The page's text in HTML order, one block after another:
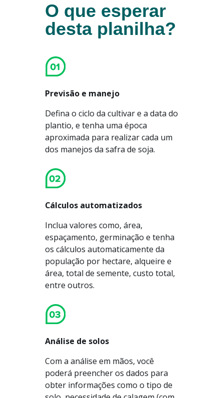
O que esperar
desta planilha?
Previsão e manejo
Defina o ciclo da cultivar e a data do
plantio, e tenha uma época
aproximada para realizar cada um
dos manejos da safra de soja.
Cálculos automatizados
Inclua valores como, área,
espaçamento, germinação e tenha
os cálculos automaticamente da
população por hectare, alqueire e
área, total de semente, custo total,
entre outros.
Análise de solos
Com a análise em mãos, você
poderá preencher os dados para
obter informações como o tipo de